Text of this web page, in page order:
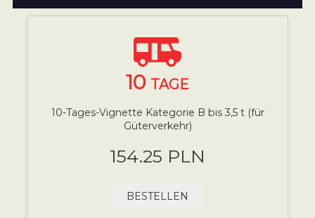
10 TAGE
10-Tages-Vignette Kategorie B bis 3,5 t (für
Güterverkehr)
154.25 PLN
BESTELLEN